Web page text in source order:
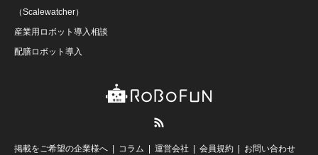
（Scalewatcher）
産業用ロボット導入相談
配膳ロボット導入
掲載をご希望の企業様へ コラム 運営会社 会員規約 お問い合わせ